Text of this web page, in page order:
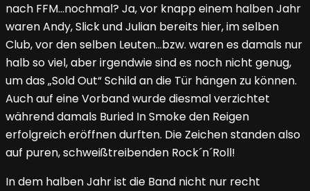
nach FFM…nochmal? Ja, vor knapp einem halben Jahr
waren Andy, Slick und Julian bereits hier, im selben
Club, vor den selben Leuten…bzw. waren es damals nur
halb so viel, aber irgendwie sind es noch nicht genug,
um das „Sold Out“ Schild an die Tür hängen zu können.
Auch auf eine Vorband wurde diesmal verzichtet
während damals Buried In Smoke den Reigen
erfolgreich eröffnen durften. Die Zeichen standen also
auf puren, schweißtreibenden Rock´n´Roll!
In dem halben Jahr ist die Band nicht nur recht